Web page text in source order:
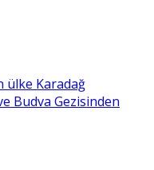
ülke Karadağ
Budva Gezisinden